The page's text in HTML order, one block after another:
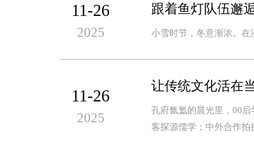
11-26
2025
跟着鱼灯队伍邂
小雪时节，冬意渐浓。在
11-26
2025
让传统文化活在
孔府氤氲的晨光里，00
客探源儒学；中外合作